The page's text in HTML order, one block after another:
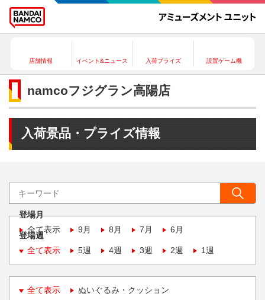
店舗情報 イベント&ニュース 入荷プライズ 設置ゲーム機
namcoフジグラン高陽店
入荷景品・プライズ情報
登場月
全て表示
9月 8月 7月 6月
登場週
全て表示
5週 4週 3週 2週 1週
全て表示 ぬいぐるみ・クッション